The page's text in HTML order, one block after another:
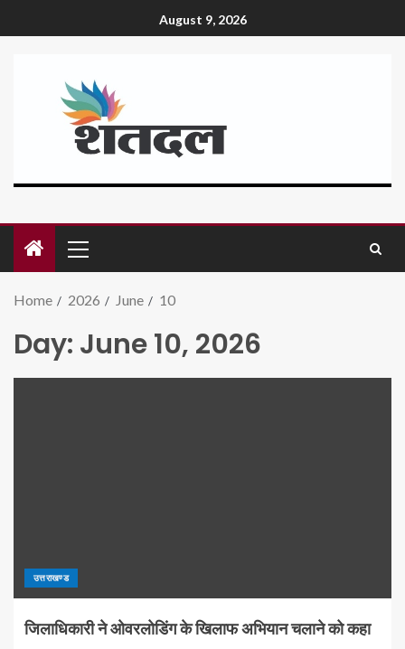
August 9, 2026
Home 2026 June 10
Day: June 10, 2026
उत्तराखण्ड
जिलाधिकारी ने ओवरलोडिंग के खिलाफ अभियान चलाने को कहा